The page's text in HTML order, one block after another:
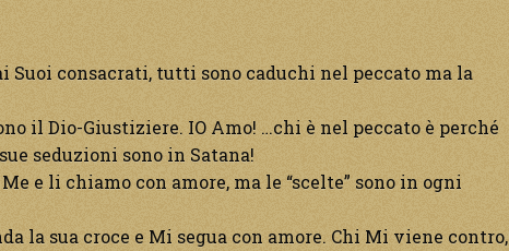
Suoi consacrati, tutti sono caduchi nel peccato ma la
il Dio-Giustiziere. IO Amo! …chi è nel peccato è perché
seduzioni sono in Satana!
e li chiamo con amore, ma le “scelte” sono in ogni
la sua croce e Mi segua con amore. Chi Mi viene contro,